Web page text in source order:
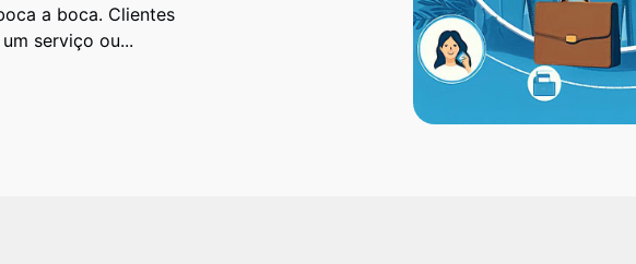
a boca. Clientes
serviço ou...